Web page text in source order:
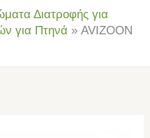
Διατροφής για
για Πτηνά » AVIZOON